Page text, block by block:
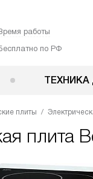
работы
по РФ
ТЕХНИКА
плиты
плита